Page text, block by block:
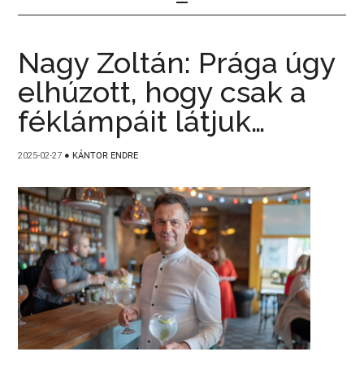
Nagy Zoltán: Prága úgy
elhúzott, hogy csak a
féklámpáit látjuk…
2025-02-27 ● KÁNTOR ENDRE